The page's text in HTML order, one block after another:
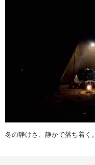
冬の静けさ、静かで落ち着く。